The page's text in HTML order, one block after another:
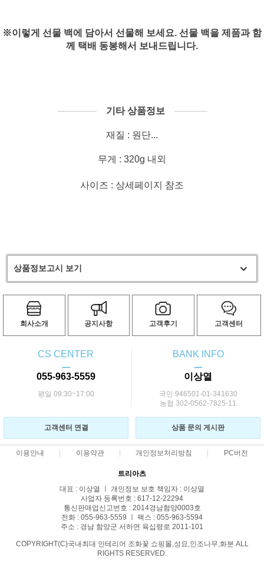
※이렇게 선물 백에 담아서 선물해 보세요. 선물 백을 제품과 함
께 택배 동봉해서 보내드립니다.
────── 기타 상품정보 ─────
재질 : 원단...
무게 : 320g 내외
사이즈 : 상세페이지 참조
상품정보고시 보기
회사소개 공지사항 고객후기 고객센터
CS CENTER
ㅡ
055-963-5559
평일 09:30~17:00
BANK INFO
ㅡ
이상열
국민 946501-01-341630
농협 302-0562-7825-11
고객센터 연결 상품 문의 게시판
이용안내 이용약관 개인정보처리방침 PC버전
트리아츠
대표 : 이상열 ㅣ 개인정보 보호 책임자 : 이상열
사업자 등록번호 : 617-12-22294
통신판매업신고번호 : 2014경남함양0003호
전화 : 055-963-5559 ㅣ 팩스 : 055-963-5594
주소 : 경남 함양군 서하면 육십령로 2011-101
COPYRIGHT(C)국내최대 인테리어 조화꽃 쇼핑몰,성묘,인조나무,화분 ALL
RIGHTS RESERVED.